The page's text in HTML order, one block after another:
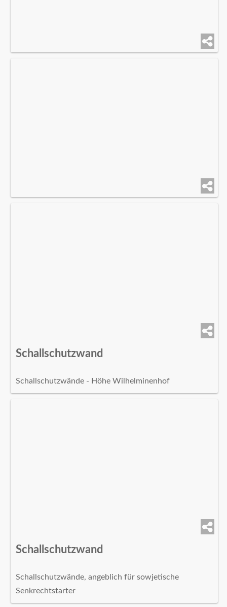
Schallschutzwand
Schallschutzwände - Höhe Wilhelminenhof
Schallschutzwand
Schallschutzwände, angeblich für sowjetische
Senkrechtstarter